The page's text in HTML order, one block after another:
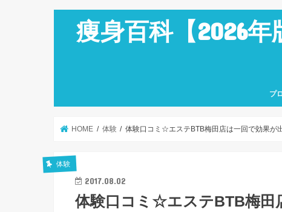
痩身百科【2026
プ
HOME 体験 体験口コミ☆エステBTB梅田店は一回で効果が
体験
2017.08.02
体験口コミ☆エステBTB梅田